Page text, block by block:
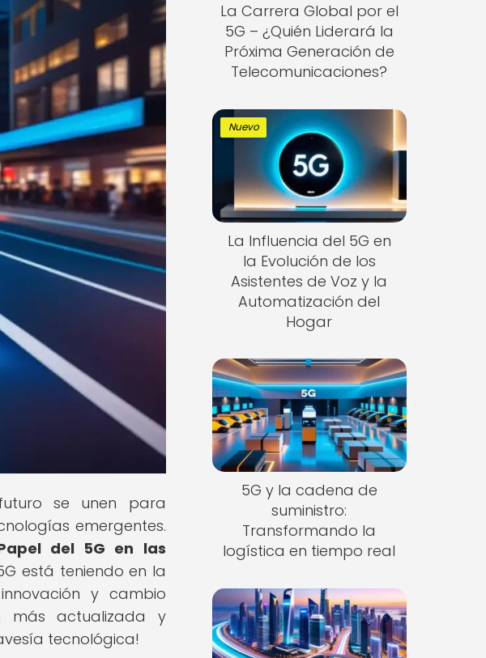
se unen para
emergentes.
del 5G en las
está teniendo en la
y cambio
más actualizada y
tecnológica!
La Carrera Global por el
5G – ¿Quién Liderará la
Próxima Generación de
Telecomunicaciones?
Nuevo
La Influencia del 5G en
la Evolución de los
Asistentes de Voz y la
Automatización del
Hogar
5G y la cadena de
suministro:
Transformando la
logística en tiempo real